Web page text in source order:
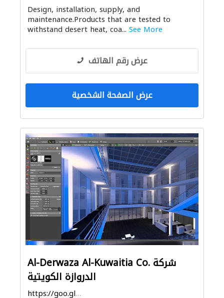
Design, installation, supply, and
maintenance.Products that are tested to
withstand desert heat, coa... See More
عرض رقم الهاتف
عرض الصفحة الشخصية
Al-Derwaza Al-Kuwaitia Co. شركة
الدروازة الكويتية
https://goo.gl/maps/xjUp8cbdYRoFxDaf9